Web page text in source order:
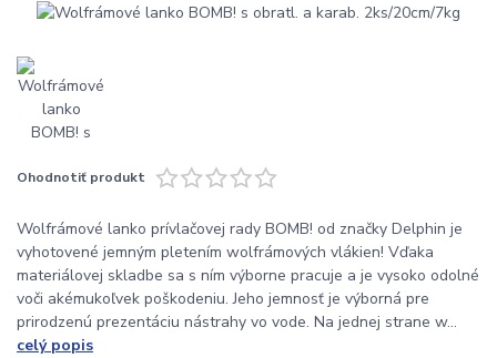
Ohodnotiť produkt
Wolfrámové lanko prívlačovej rady BOMB! od značky Delphin je
vyhotovené jemným pletením wolfrámových vlákien! Vďaka
materiálovej skladbe sa s ním výborne pracuje a je vysoko odolné
voči akémukoľvek poškodeniu. Jeho jemnosť je výborná pre
prirodzenú prezentáciu nástrahy vo vode. Na jednej strane w...
celý popis